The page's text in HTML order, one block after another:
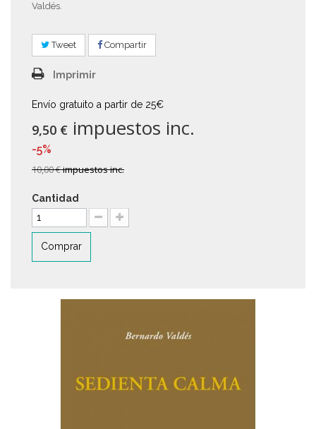
Valdés.
Tweet Compartir
Imprimir
Envío gratuito a partir de 25€
9,50 € impuestos inc.
-5%
10,00 €impuestos inc.
Cantidad
Comprar